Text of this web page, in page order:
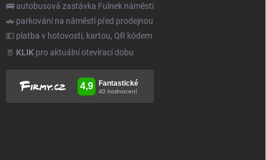
🚌 autobusová zastávka Fulnek náměstí
🚗 parkování na náměstí před prodejnou
💵 platba v hotovosti, kartou, QR kódem
🚪 KLIK pro aktuální otevírací dobu